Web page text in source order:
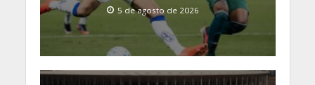
5 de agosto de 2026